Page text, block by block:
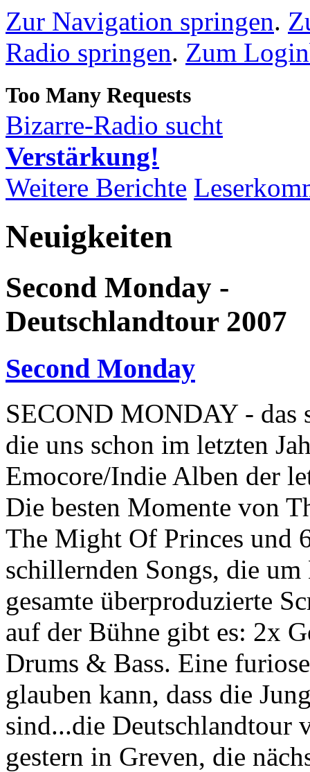
Zur Navigation springen.
Radio springen. Zum
Bizarre-Radio sucht
Verstärkung!
Weitere Berichte
Neuigkeiten
Second Monday -
Deutschlandtour 2007
Second Monday
SECOND MONDAY - das
die uns schon im letzten
Emocore/Indie Alben der
Die besten Momente von
The Might Of Princes und
schillernden Songs, die um
gesamte überproduzierte
auf der Bühne gibt es: 2x
Drums & Bass. Eine
glauben kann, dass die
sind...die Deutschlandtour
gestern in Greven, die